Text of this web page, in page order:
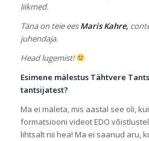
liikmed.
Täna on teie eesMaris Kahre,
juhendaja.
Head lugemist!
Esimene mälestus Tähtvere
tantsijatest?
Ma ei mäleta, mis aastal see oli,
formatsiooni videot EDO
lihtsalt nii hea! Ma ei saanud aru,